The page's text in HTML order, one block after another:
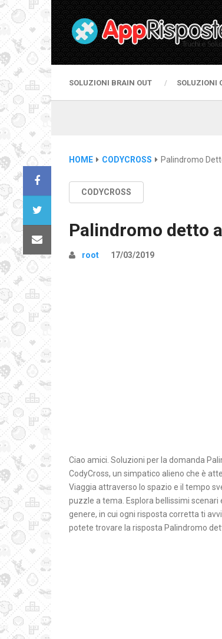
SOLUZIONI BRAIN OUT SOLUZIONI
HOME CODYCROSS Palindromo
CODYCROSS
Palindromo detto
root 17/03/2019
Ciao amici. Soluzioni per la domanda
CodyCross, un simpatico alieno che è
Viaggia attraverso lo spazio e il tempo
puzzle a tema. Esplora bellissimi scenari
genere, in cui ogni risposta corretta ti
potete trovare la risposta Palindromo